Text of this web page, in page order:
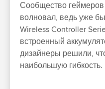
Сообщество геймеров
волновал, ведь уже
Wireless Controller
встроенный
дизайнеры решили,
наибольшую гибкость.